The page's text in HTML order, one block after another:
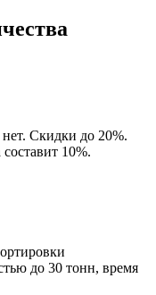
Скидки до 20%.
10%.
до 30 тонн, время